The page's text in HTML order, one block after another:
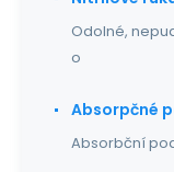
Odolné,
o
Absorpčné
Absorbční